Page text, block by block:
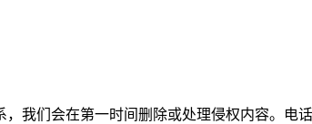
我们会在第一时间删除或处理侵权内容。电话